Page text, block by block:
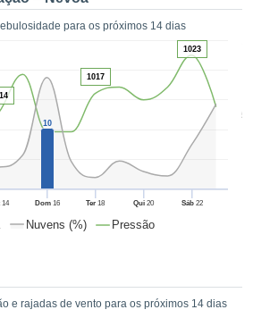
para os próximos 14 dias
Nuvens (%) Pressão
50
14 Dom16 Ter 18 Qui 20 Sáb22
10
1017
1023
e rajadas de vento para os próximos 14 dias